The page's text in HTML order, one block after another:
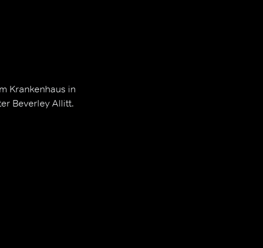
Krankenhaus in
Beverley Allitt.